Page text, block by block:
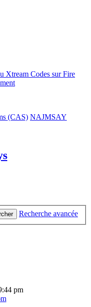
Xtream Codes sur Fire
(CAS) NAJMSAY
Recherche avancée
pm